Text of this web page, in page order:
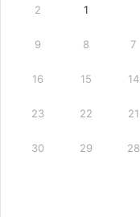
1
2
7
8
9
14
15
16
21
22
23
28
29
30